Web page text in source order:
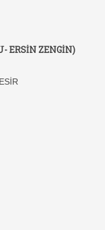
ERSİN ZENGİN)